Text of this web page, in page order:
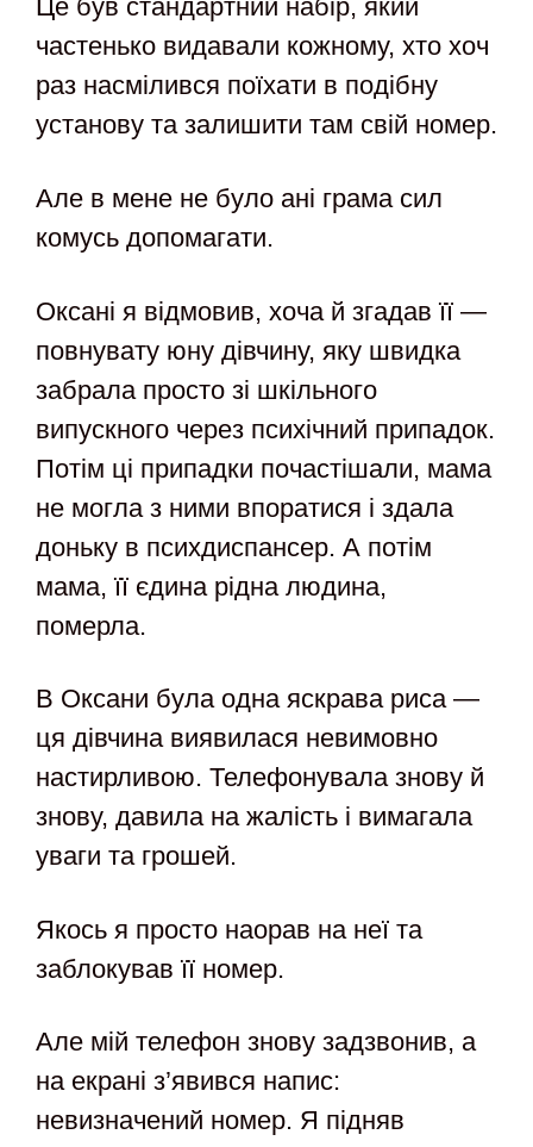
Це був стандартний набір, який
частенько видавали кожному, хто хоч
раз насмілився поїхати в подібну
установу та залишити там свій номер.
Але в мене не було ані грама сил
комусь допомагати.
Оксані я відмовив, хоча й згадав її —
повнувату юну дівчину, яку швидка
забрала просто зі шкільного
випускного через психічний припадок.
Потім ці припадки почастішали, мама
не могла з ними впоратися і здала
доньку в психдиспансер. А потім
мама, її єдина рідна людина,
померла.
В Оксани була одна яскрава риса —
ця дівчина виявилася невимовно
настирливою. Телефонувала знову й
знову, давила на жалість і вимагала
уваги та грошей.
Якось я просто наорав на неї та
заблокував її номер.
Але мій телефон знову задзвонив, а
на екрані з’явився напис:
невизначений номер. Я підняв